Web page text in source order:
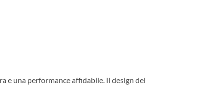
e una performance affidabile. Il design del